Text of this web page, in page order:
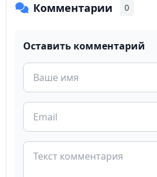
Комментарии 0
Оставить комментарий